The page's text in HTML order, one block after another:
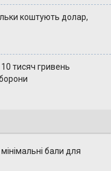
коштують долар,
тисяч гривень
бали для